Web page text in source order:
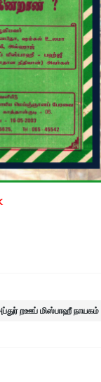
றஊப் மிஸ்பாஹீ நாயகம்